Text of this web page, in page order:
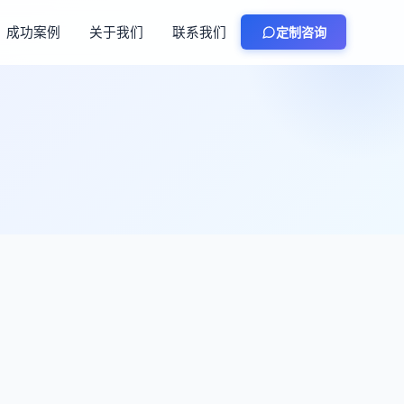
成功案例 关于我们 联系我们 定制咨询